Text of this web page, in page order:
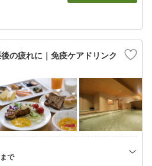
の疲れに｜免疫ケアドリンク